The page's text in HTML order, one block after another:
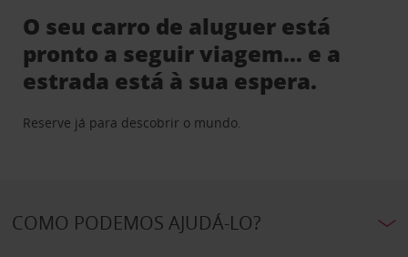
O seu carro de aluguer está
pronto a seguir viagem… e a
estrada está à sua espera.
Reserve já para descobrir o mundo.
COMO PODEMOS AJUDÁ-LO?